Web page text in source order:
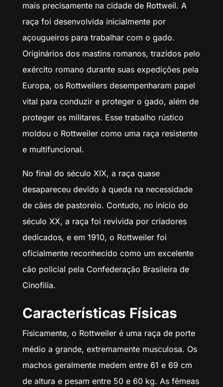
mais precisamente na cidade de Rottweil. A
raça foi desenvolvida inicialmente por
açougueiros para trabalhar com o gado.
Originários dos mastins romanos, trazidos pelo
exército romano durante suas expedições pela
Europa, os Rottweilers desempenharam papel
vital para conduzir e proteger o gado, além de
proteger os militares. Esse trabalho rústico
moldou o Rottweiler como uma raça resistente
e multifuncional.
No final do século XIX, a raça quase
desapareceu devido à queda na necessidade
de cães de pastoreio. Contudo, no início do
século XX, a raça foi revivida por criadores
dedicados, e em 1910, o Rottweiler foi
oficialmente reconhecido como um excelente
cão policial pela Confederação Brasileira de
Cinofilia.
Características Físicas
Fisicamente, o Rottweiler é uma raça de porte
médio a grande, extremamente musculosa. Os
machos geralmente medem entre 61 e 69 cm
de altura e pesam entre 50 e 60 kg. As fêmeas